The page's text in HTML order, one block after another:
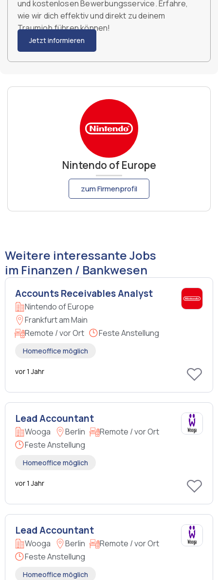
und kostenlosen Bewerbungsservice. Erfahre,
wie wir dich effektiv und direkt zu deinem
Traumjob führen können!
Jetzt informieren
Nintendo of Europe
zum Firmenprofil
Weitere interessante Jobs
im Finanzen / Bankwesen
Accounts Receivables Analyst
Nintendo of Europe
Frankfurt am Main
Remote / vor Ort
Feste Anstellung
Homeoffice möglich
vor 1 Jahr
Lead Accountant
Wooga Berlin
Remote / vor Ort
Feste Anstellung
Homeoffice möglich
vor 1 Jahr
Lead Accountant
Wooga Berlin
Remote / vor Ort
Feste Anstellung
Homeoffice möglich